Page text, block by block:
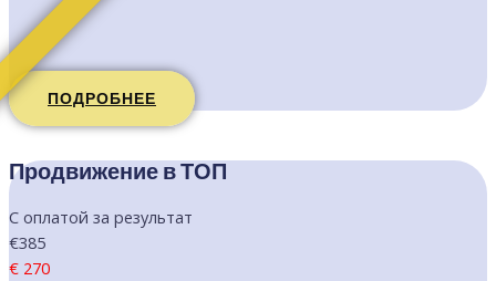
ПОДРОБНЕЕ
Продвижение в ТОП
С оплатой за результат
€385
€ 270